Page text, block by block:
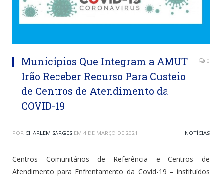
Municípios Que Integram a AMUT
Irão Receber Recurso Para Custeio
de Centros de Atendimento da
COVID-19
0
POR CHARLEM SARGES EM 4 DE MARÇO DE 2021 NOTÍCIAS
Centros Comunitários de Referência e Centros de
Atendimento para Enfrentamento da Covid-19 – instituídos